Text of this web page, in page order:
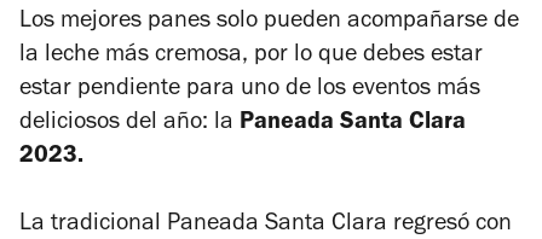
Los mejores panes solo pueden acompañarse de
la leche más cremosa, por lo que debes estar
estar pendiente para uno de los eventos más
deliciosos del año: la Paneada Santa Clara
2023.
La tradicional Paneada Santa Clara regresó con